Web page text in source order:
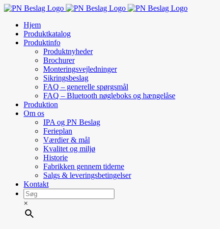
Skip
contentHjem
Produktkatalog
Produktinfo
Produktnyheder
Brochurer
Monteringsvejledninger
Sikringsbeslag
FAQ – generelle spørgsmål
FAQ – Bluetooth nøgleboks og hængelåse
Produktion
Om os
IPA og PN Beslag
Ferieplan
Værdier & mål
Kvalitet og miljø
Historie
Fabrikken gennem tiderne
Salgs & leveringsbetingelser
Kontakt
×